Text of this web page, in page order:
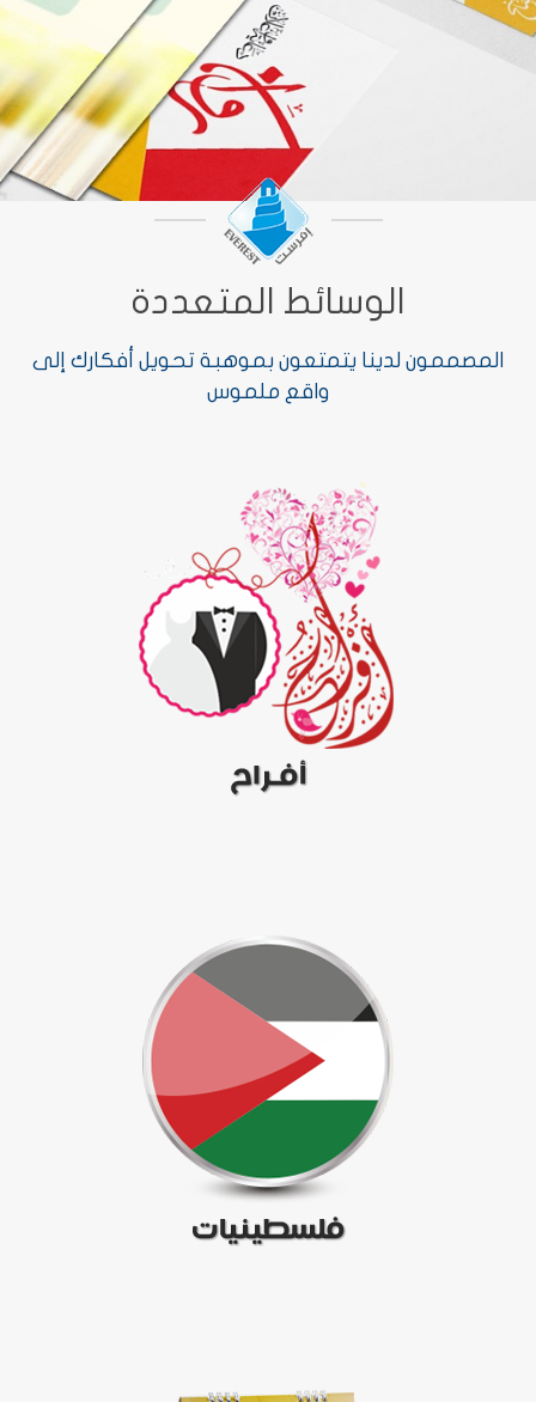
الوسائط المتعددة
المصممون لدينا يتمتعون بموهبة تحويل أفكارك إلى
واقع ملموس